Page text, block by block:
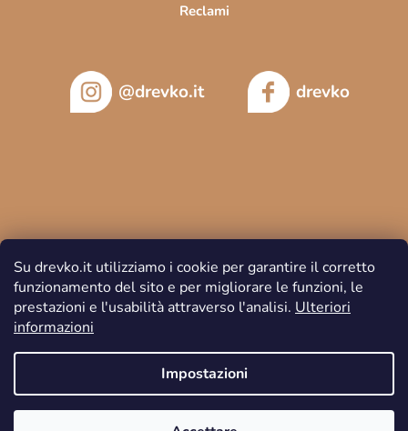
Su drevko.it utilizziamo i cookie per garantire il corretto
funzionamento del sito e per migliorare le funzioni, le
prestazioni e l'usabilità attraverso l'analisi. Ulteriori
informazioni
Impostazioni
Reclami
@drevko.it drevko